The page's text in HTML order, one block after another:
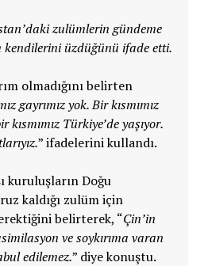
zulümlerin gündeme
kendilerini üzdüğünü ifade etti.
olmadığını belirten
gayrımız yok. Bir kısmımız
Türkiye’de yaşıyor.
” ifadelerini kullandı.
kuruluşların Doğu
kaldığı zulüm için
belirterek, “Çin’in
ve soykırıma varan
edilemez.” diye konuştu.